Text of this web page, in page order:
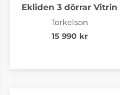
Ekliden 3 dörrar Vitrin
Torkelson
15 990 kr